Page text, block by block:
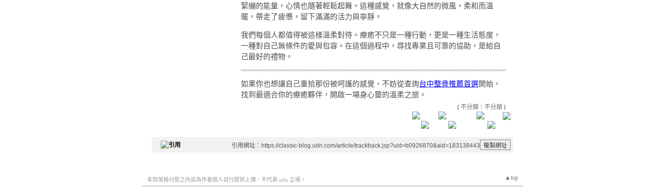
緊繃的能量，心情也隨著輕鬆起舞。這種感覺，就像大自然的微風，柔和而溫
暖，帶走了疲憊，留下滿滿的活力與寧靜。
我們每個人都值得被這樣溫柔對待。療癒不只是一種行動，更是一種生活態度，
一種對自己無條件的愛與包容。在這個過程中，尋找專業且可靠的協助，是給自
己最好的禮物。
如果你也想讓自己重拾那份被呵護的感覺，不妨從查詢台中整骨推薦首選開始，
找到最適合你的療癒夥伴，開啟一場身心靈的溫柔之旅。
( 不分類 不分類 )
引用網址：https://classic-blog.udn.com/article/trackback.jsp?uid=b0926870&aid=183138443
▲top
本部落格刊登之內容為作者個人自行提供上傳，不代表 udn 立場。